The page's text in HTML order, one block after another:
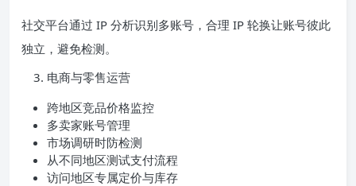
社交平台通过 IP 分析识别多账号，合理 IP 轮换让账号彼此
独立，避免检测。
电商与零售运营
跨地区竞品价格监控
多卖家账号管理
市场调研时防检测
从不同地区测试支付流程
访问地区专属定价与库存